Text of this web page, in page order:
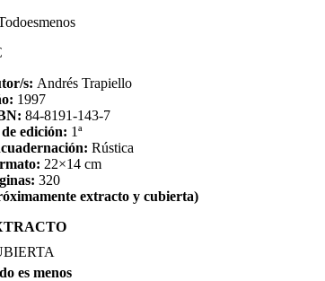
s: Andrés Trapiello
1997
84-8191-143-7
de edición: 1ª
Rústica
22×14 cm
320
extracto y cubierta)
es menos